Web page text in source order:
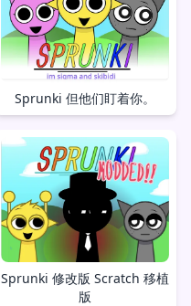
Sprunki 但他们盯着你。
Sprunki 修改版 Scratch 移植
版